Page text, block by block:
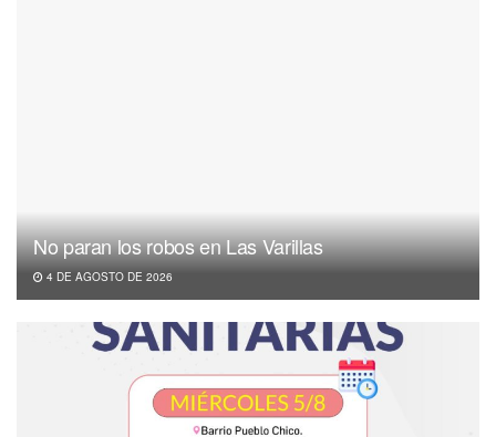
No paran los robos en Las Varillas
4 DE AGOSTO DE 2026